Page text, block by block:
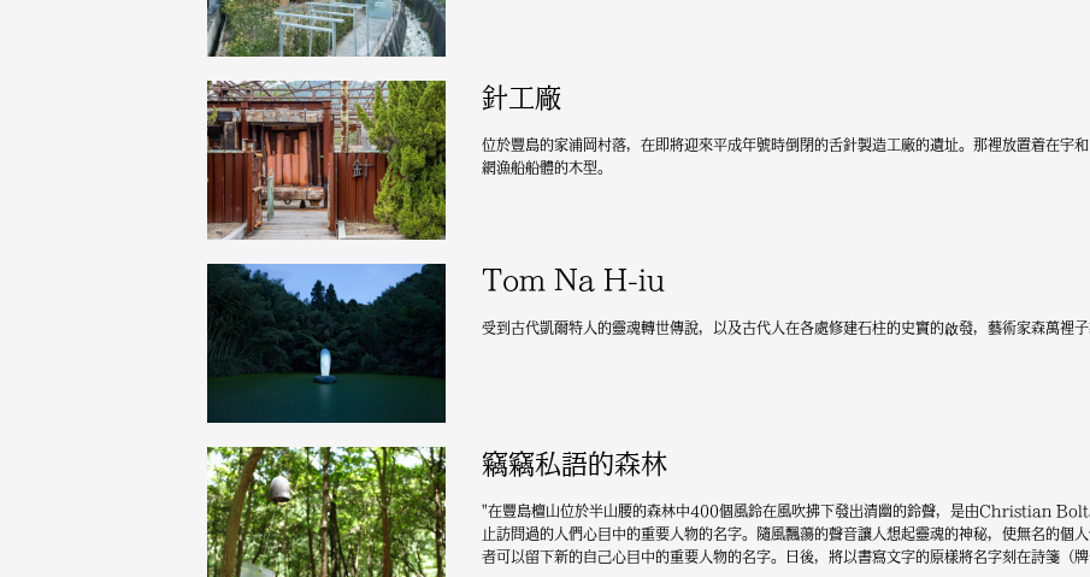
針工廠
位於豐島的家浦岡村落，在即將迎來平成年號時倒閉的舌針製造工廠的遺址。那裡放置着在宇
網漁船船體的木型。
Tom Na H-iu
受到古代凱爾特人的靈魂轉世傳說，以及古代人在各處修建石柱的史實的啟發，藝術家森萬裡
竊竊私語的森林
"在豐島檀山位於半山腰的森林中400個風鈴在風吹拂下發出清幽的鈴聲，是由Christian
止訪問過的人們心目中的重要人物的名字。隨風飄蕩的聲音讓人想起靈魂的神秘，使無名的個
者可以留下新的自己心目中的重要人物的名字。日後，將以書寫文字的原樣將名字刻在詩箋（